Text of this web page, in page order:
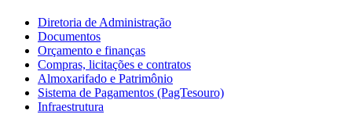
Diretoria de Administração
Documentos
Orçamento e finanças
Compras, licitações e contratos
Almoxarifado e Patrimônio
Sistema de Pagamentos (PagTesouro)
Infraestrutura